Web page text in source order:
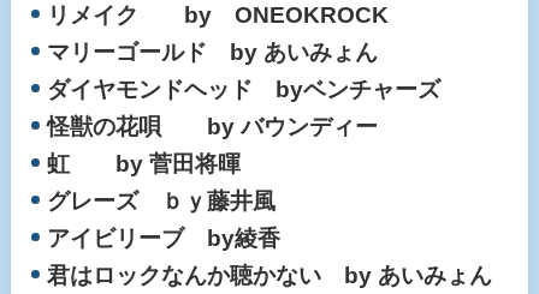
リメイク by ONEOKROCK
マリーゴールド by あいみょん
ダイヤモンドヘッド byベンチャーズ
怪獣の花唄 by バウンディー
虹 by 菅田将暉
グレーズ ｂｙ藤井風
アイビリーブ by綾香
君はロックなんか聴かない by あいみょん